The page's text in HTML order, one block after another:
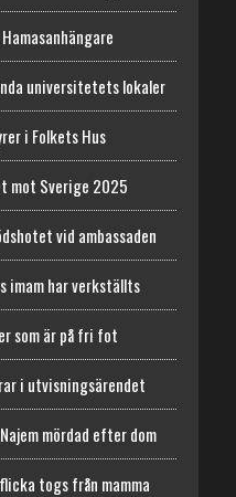
universitetets lokaler
i Folkets Hus
mot Sverige 2025
vid ambassaden
imam har verkställts
som är på fri fot
i utvisningsärendet
mördad efter dom
togs från mamma